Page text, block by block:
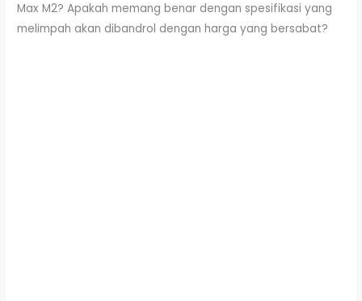
Max M2? Apakah memang benar dengan spesifikasi yang
melimpah akan dibandrol dengan harga yang bersabat?